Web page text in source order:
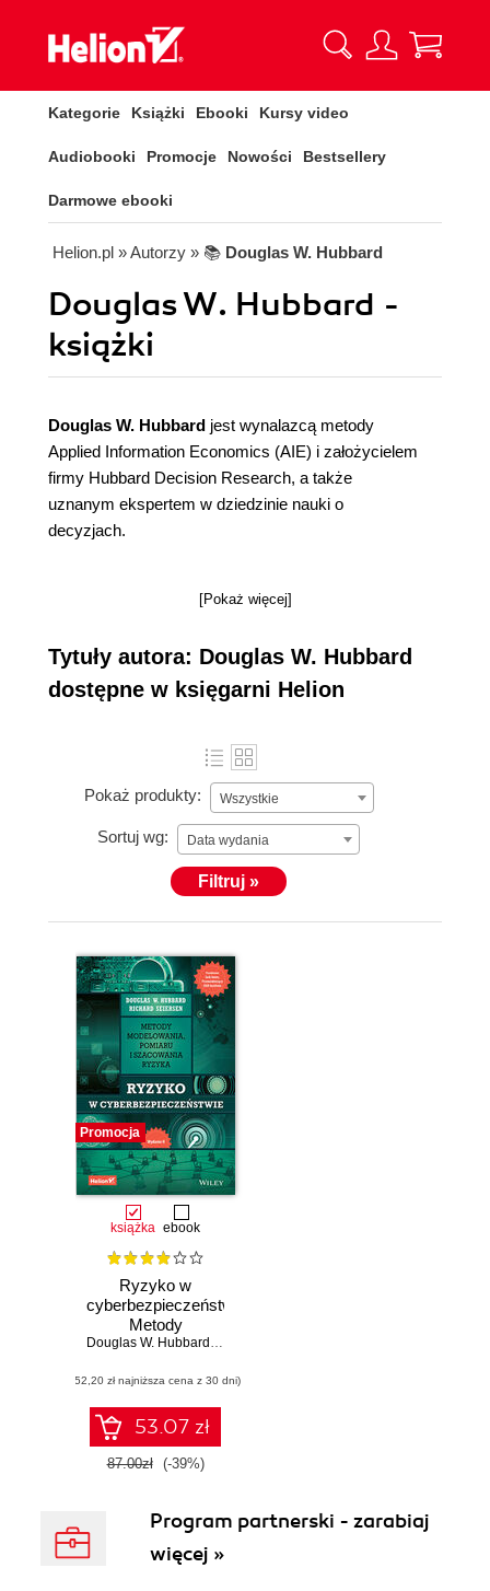
Kategorie Książki Ebooki Kursy video
Audiobooki Promocje Nowości Bestsellery
Darmowe ebooki
Helion.pl » Autorzy » 📚 Douglas W. Hubbard
Douglas W. Hubbard -
książki
Douglas W. Hubbard jest wynalazcą metody
Applied Information Economics (AIE) i założycielem
firmy Hubbard Decision Research, a także
uznanym ekspertem w dziedzinie nauki o
decyzjach.
[Pokaż więcej]
Tytuły autora: Douglas W. Hubbard
dostępne w księgarni Helion
Pokaż produkty: Wszystkie
Sortuj wg: Data wydania
Filtruj »
Promocja
książka ebook
Ryzyko w
cyberbezpieczeństwie.
Metody
modelowania,
szacowania
ryzyka. Wydanie II
Douglas W. Hubbard
,Richard Seiersen
(52,20 zł najniższa cena z 30 dni)
53.07 zł
87.00zł (-39%)
Program partnerski - zarabiaj
więcej »